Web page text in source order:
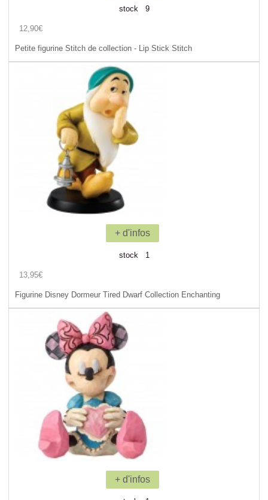
stock 9
12,90€
Petite figurine Stitch de collection - Lip Stick Stitch
+ d'infos
stock 1
13,95€
Figurine Disney Dormeur Tired Dwarf Collection Enchanting
+ d'infos